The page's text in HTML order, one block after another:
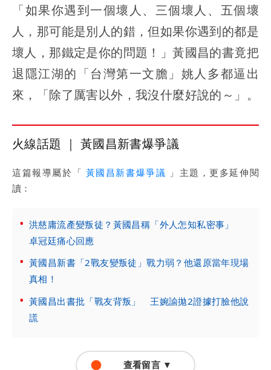
「如果你遇到一個壞人、三個壞人、五個壞
人，那可能是別人的錯，但如果你遇到的都是
壞人，那鐵定是你的問題！」黃國昌的書竟把
退隱江湖的「台灣第一文膽」姚人多都逼出
來，「除了厲害以外，我沒什麼好說的～」。
火線話題 ｜ 黃國昌新書爆爭議
這篇報導屬於「 黃國昌新書爆爭議
」主題，更多延伸閱
讀：
洪慈庸流產變叛徒？黃國昌稱「外人怎知私密事」
卓冠廷痛心回應
黃國昌新書「2戰友變叛徒」戰力弱？他還原當年現場
真相！
黃國昌出書批「戰友背叛」 王婉諭拋2證據打臉他說
謊
查看留言 ▼